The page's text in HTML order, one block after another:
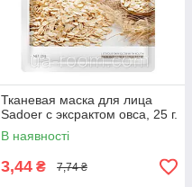
Тканевая маска для лица
Sadoer с эксрактом овса, 25 г.
В наявності
3,44 ₴ 7,74 ₴